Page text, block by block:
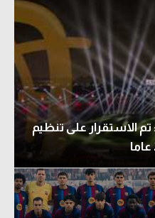
الاستقرار على تنظيم